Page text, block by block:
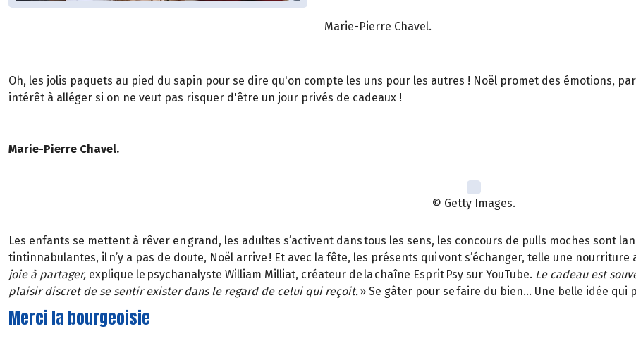
Marie-Pierre Chavel.
Oh, les jolis paquets au pied du sapin pour se dire qu'on compte les uns pour les autres ! Noël promet des émotions,
intérêt à alléger si on ne veut pas risquer d'être un jour privés de cadeaux !
Marie-Pierre Chavel.
© Getty Images.
Les enfants se mettent à rêver en grand, les adultes s’activent dans tous les sens, les concours de pulls moches sont
tintinnabulantes, il n’y a pas de doute, Noël arrive ! Et avec la fête, les présents qui vont s’échanger, telle une
joie à partager, explique le psychanalyste William Milliat, créateur de la chaîne Esprit Psy sur YouTube. Le cadeau est
plaisir discret de se sentir exister dans le regard de celui qui reçoit.» Se gâter pour se faire du bien… Une belle idée
Merci la bourgeoisie